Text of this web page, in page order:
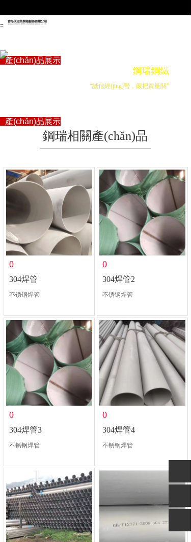
=
產(chǎn)品展示
產(chǎn)品展示
企業(yè)資訊
鋼瑞鋼鐵
“誠信經(jīng)營，嚴把質量關”
鋼瑞相關產(chǎn)品
0
304焊管
不锈钢焊管
0
304焊管2
不锈钢焊管
0
304焊管3
不锈钢焊管
0
304焊管4
不锈钢焊管